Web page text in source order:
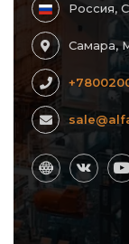
Россия,
Самара,